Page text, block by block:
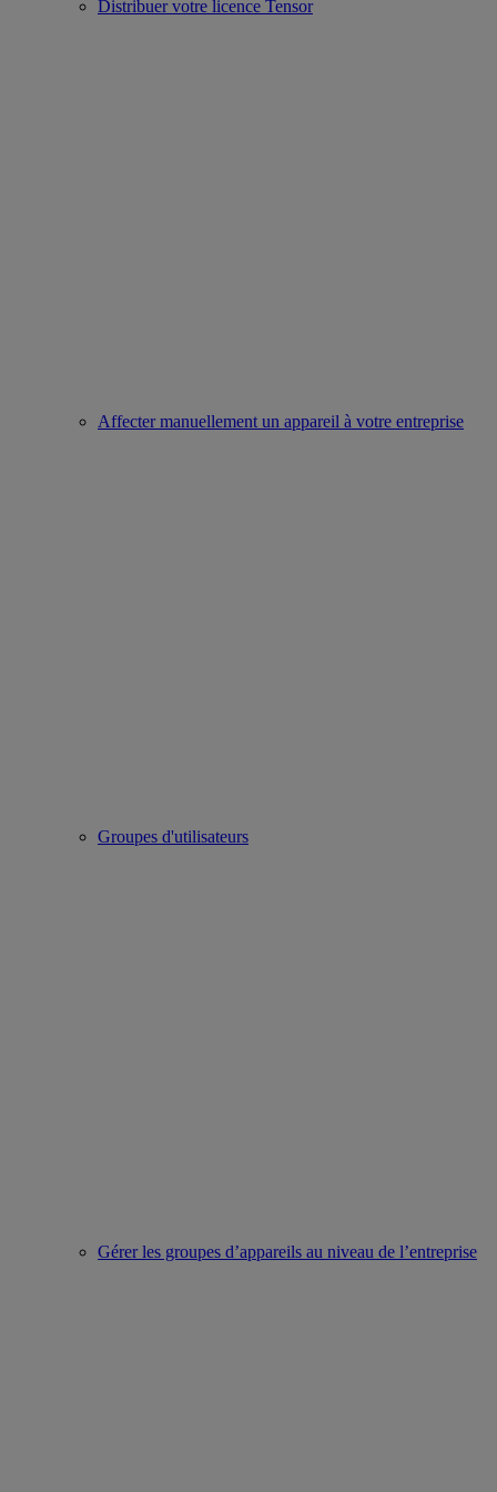
Distribuer votre licence Tensor
Affecter manuellement un appareil à votre entreprise
Groupes d'utilisateurs
Gérer les groupes d’appareils au niveau de l’entreprise